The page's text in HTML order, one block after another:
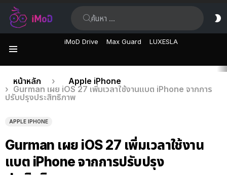
iMoD Drive Max Guard LUXESLA
เรื่อง
ล่าสุด
คุณอยู่ที่นี่:
หน้าหลัก
Apple iPhone
Gurman เผย iOS 27 เพิ่มเวลาใช้งานแบต iPhone จากการ
ปรับปรุงประสิทธิภาพ
APPLE IPHONE
Gurman เผย iOS 27 เพิ่มเวลาใช้งาน
แบต iPhone จากการปรับปรุง